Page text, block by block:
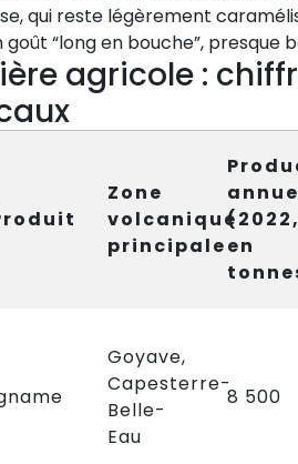
qui reste légèrement
goût “long en bouche”, presque
agricole :
Zone
volcanique
principale
(2022,
en
Goyave,
Capesterre-
Belle-
Eau
8 500